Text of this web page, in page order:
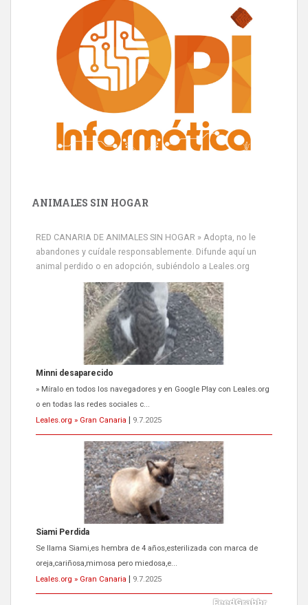
ANIMALES SIN HOGAR
RED CANARIA DE ANIMALES SIN HOGAR » Adopta, no le
abandones y cuídale responsablemente. Difunde aquí un
animal perdido o en adopción, subiéndolo a Leales.org
Minni desaparecido
» Míralo en todos los navegadores y en Google Play con Leales.org
o en todas las redes sociales c...
Leales.org » Gran Canaria
9.7.2025
Siami Perdida
Se llama Siami,es hembra de 4 años,esterilizada con marca de
oreja,cariñosa,mimosa pero miedosa,e...
Leales.org » Gran Canaria
9.7.2025